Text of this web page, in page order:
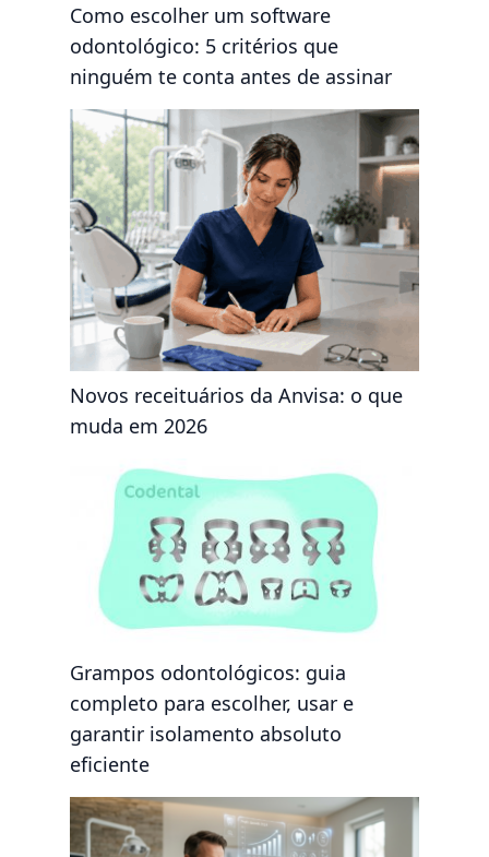
Como escolher um software
odontológico: 5 critérios que
ninguém te conta antes de assinar
Novos receituários da Anvisa: o que
muda em 2026
Grampos odontológicos: guia
completo para escolher, usar e
garantir isolamento absoluto
eficiente